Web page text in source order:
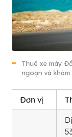
Thuê xe máy
ngoạn và
Đơn vị